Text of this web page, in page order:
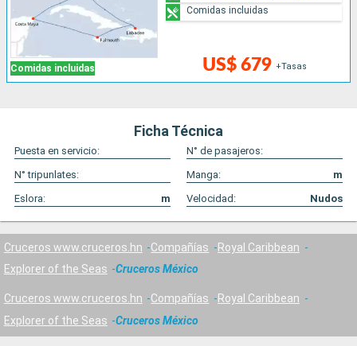
Comidas incluidas US$ 679 +Tasas
Comidas incluidas
Ficha Técnica
Puesta en servicio:
N° de pasajeros:
N° tripunlates:
Manga:
m
Eslora:
m Velocidad: Nudos
Cruceros www.cruceros.hn Compañías
Royal Caribbean
Explorer of the Seas
Cruceros México
Cruceros www.cruceros.hn Compañías
Royal Caribbean
Explorer of the Seas
Cruceros México